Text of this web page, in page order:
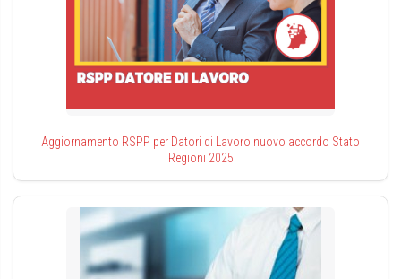
Aggiornamento RSPP per Datori di Lavoro nuovo accordo Stato
Regioni 2025